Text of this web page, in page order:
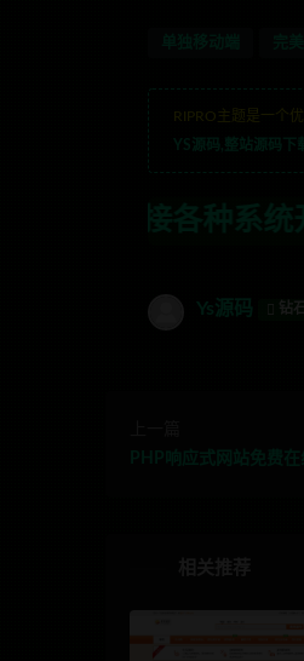
RIPRO主题是一个
YS源码,整站源码下
统开发，区块链开
Ys源码 钻